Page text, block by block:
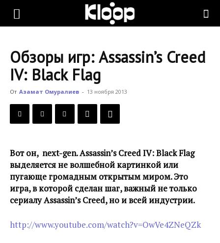
KLOOP.KG
Новости
Обзоры игр: Assassin’s Creed
IV: Black Flag
От Азамат Омуралиев - 13 ноября 2013
Вот он, next-gen. Assassin’s Creed IV: Black Flag
выделяется не волшебной картинкой или
пугающе громадным открытым миром. Это
игра, в которой сделан шаг, важный не только
сериалу Assassin’s Creed, но и всей индустрии.
http://www.youtube.com/watch?v=OwVe4ZNeQZk